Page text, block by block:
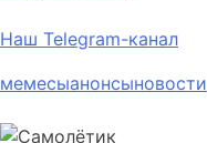
Наш Telegram-канал
мемесыанонсыновости